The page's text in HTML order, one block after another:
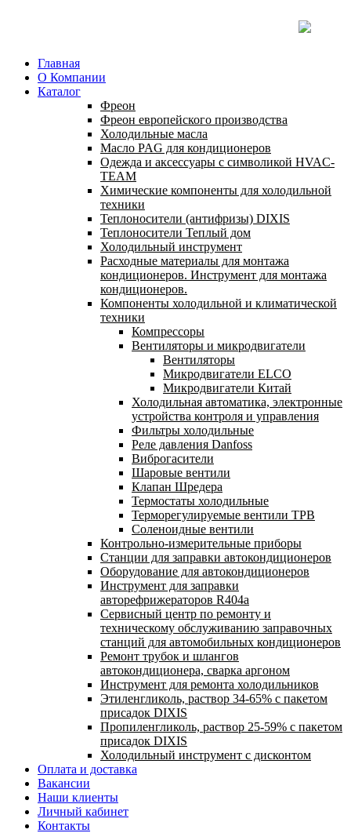
Главная
О Компании
Каталог
Фреон
Фреон европейского производства
Холодильные масла
Масло PAG для кондиционеров
Одежда и аксессуары с символикой HVAC-
TEAM
Химические компоненты для холодильной
техники
Теплоносители (антифризы) DIXIS
Теплоносители Теплый дом
Холодильный инструмент
Расходные материалы для монтажа
кондиционеров. Инструмент для монтажа
кондиционеров.
Компоненты холодильной и климатической
техники
Компрессоры
Вентиляторы и микродвигатели
Вентиляторы
Микродвигатели ELCO
Микродвигатели Китай
Холодильная автоматика, электронные
устройства контроля и управления
Фильтры холодильные
Реле давления Danfoss
Виброгасители
Шаровые вентили
Клапан Шредера
Термостаты холодильные
Терморегулируемые вентили ТРВ
Соленоидные вентили
Контрольно-измерительные приборы
Станции для заправки автокондиционеров
Оборудование для автокондиционеров
Инструмент для заправки
авторефрижераторов R404a
Сервисный центр по ремонту и
техническому обслуживанию заправочных
станций для автомобильных кондиционеров
Ремонт трубок и шлангов
автокондиционера, сварка аргоном
Инструмент для ремонта холодильников
Этиленгликоль, раствор 34-65% с пакетом
присадок DIXIS
Пропиленгликоль, раствор 25-59% с пакетом
присадок DIXIS
Холодильный инструмент с дисконтом
Оплата и доставка
Вакансии
Наши клиенты
Личный кабинет
Контакты